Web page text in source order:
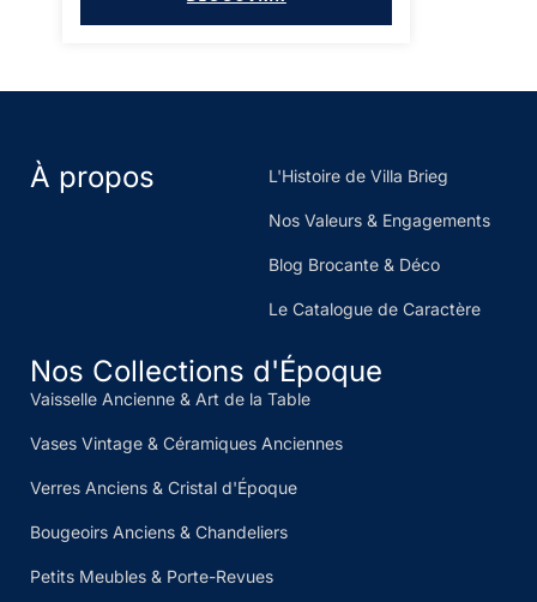
À propos L'Histoire de Villa Brieg
Nos Valeurs & Engagements
Blog Brocante & Déco
Le Catalogue de Caractère
Nos Collections d'Époque
Vaisselle Ancienne & Art de la Table
Vases Vintage & Céramiques Anciennes
Verres Anciens & Cristal d'Époque
Bougeoirs Anciens & Chandeliers
Petits Meubles & Porte-Revues